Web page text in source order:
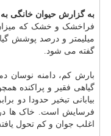
به گزارش حیوان خانگی به
گفته می شود.
بارش کم، دامنه نوسان
گیاهی فقیر و پراکنده
بیابانی تبخیر حدودا دو
فرسایش است. خاک ها در
اغلب جوان و کم تحول